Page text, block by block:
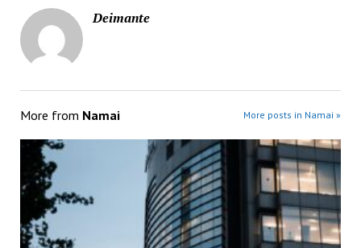
Deimante
More from Namai More posts in Namai »